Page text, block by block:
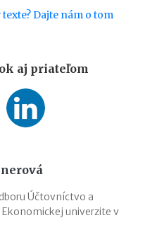
Dajte nám o tom
aj priateľom
Účtovníctvo a
univerzite v